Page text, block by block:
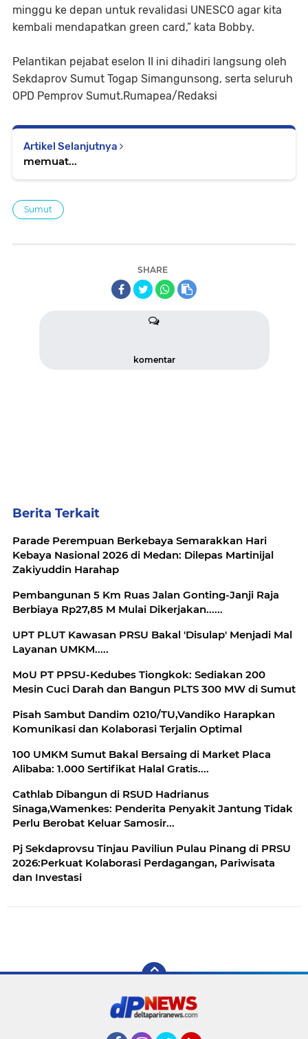
minggu ke depan untuk revalidasi UNESCO agar kita
kembali mendapatkan green card,” kata Bobby.
Pelantikan pejabat eselon II ini dihadiri langsung oleh
Sekdaprov Sumut Togap Simangunsong, serta seluruh
OPD Pemprov Sumut.Rumapea/Redaksi
Artikel Selanjutnya
memuat...
Sumut
SHARE
komentar
Berita Terkait
Parade Perempuan Berkebaya Semarakkan Hari
Kebaya Nasional 2026 di Medan: Dilepas Martinijal
Zakiyuddin Harahap
Pembangunan 5 Km Ruas Jalan Gonting-Janji Raja
Berbiaya Rp27,85 M Mulai Dikerjakan......
UPT PLUT Kawasan PRSU Bakal 'Disulap' Menjadi Mal
Layanan UMKM.....
MoU PT PPSU-Kedubes Tiongkok: Sediakan 200
Mesin Cuci Darah dan Bangun PLTS 300 MW di Sumut
Pisah Sambut Dandim 0210/TU,Vandiko Harapkan
Komunikasi dan Kolaborasi Terjalin Optimal
100 UMKM Sumut Bakal Bersaing di Market Placa
Alibaba: 1.000 Sertifikat Halal Gratis....
Cathlab Dibangun di RSUD Hadrianus
Sinaga,Wamenkes: Penderita Penyakit Jantung Tidak
Perlu Berobat Keluar Samosir...
Pj Sekdaprovsu Tinjau Paviliun Pulau Pinang di PRSU
2026:Perkuat Kolaborasi Perdagangan, Pariwisata
dan Investasi